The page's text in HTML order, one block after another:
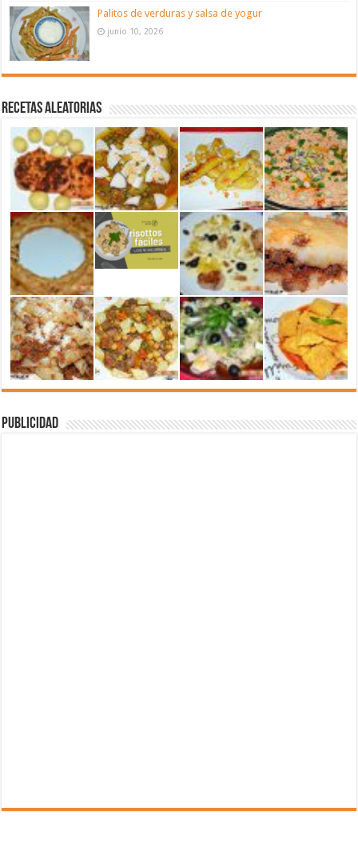
Palitos de verduras y salsa de yogur
junio 10, 2026
Recetas aleatorias
Publicidad